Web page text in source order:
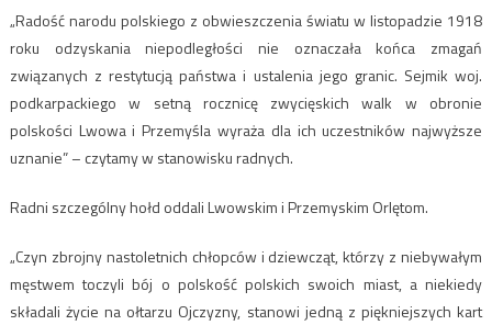
„Radość narodu polskiego z obwieszczenia światu w listopadzie 1918
roku odzyskania niepodległości nie oznaczała końca zmagań
związanych z restytucją państwa i ustalenia jego granic. Sejmik woj.
podkarpackiego w setną rocznicę zwycięskich walk w obronie
polskości Lwowa i Przemyśla wyraża dla ich uczestników najwyższe
uznanie” – czytamy w stanowisku radnych.
Radni szczególny hołd oddali Lwowskim i Przemyskim Orlętom.
„Czyn zbrojny nastoletnich chłopców i dziewcząt, którzy z niebywałym
męstwem toczyli bój o polskość polskich swoich miast, a niekiedy
składali życie na ołtarzu Ojczyzny, stanowi jedną z piękniejszych kart